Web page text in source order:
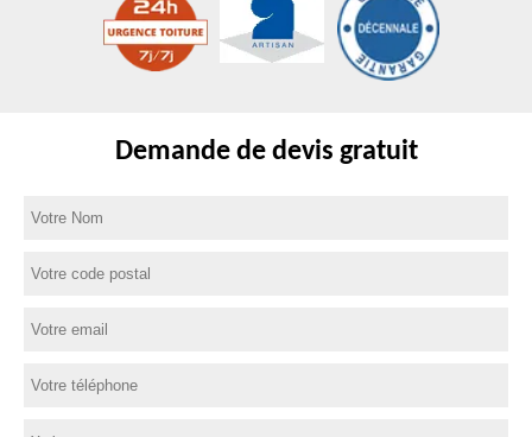
Demande de devis gratuit